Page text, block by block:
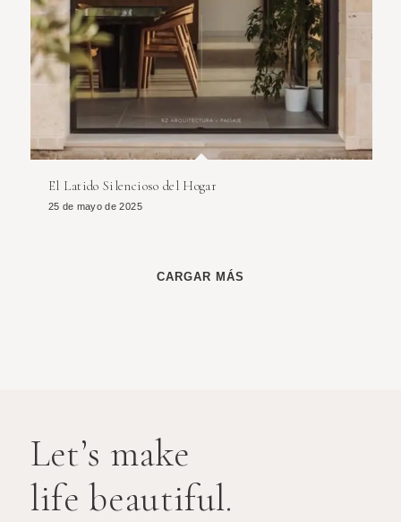
El Latido Silencioso del Hogar
25 de mayo de 2025
CARGAR MÁS
Let’s make
life beautiful.